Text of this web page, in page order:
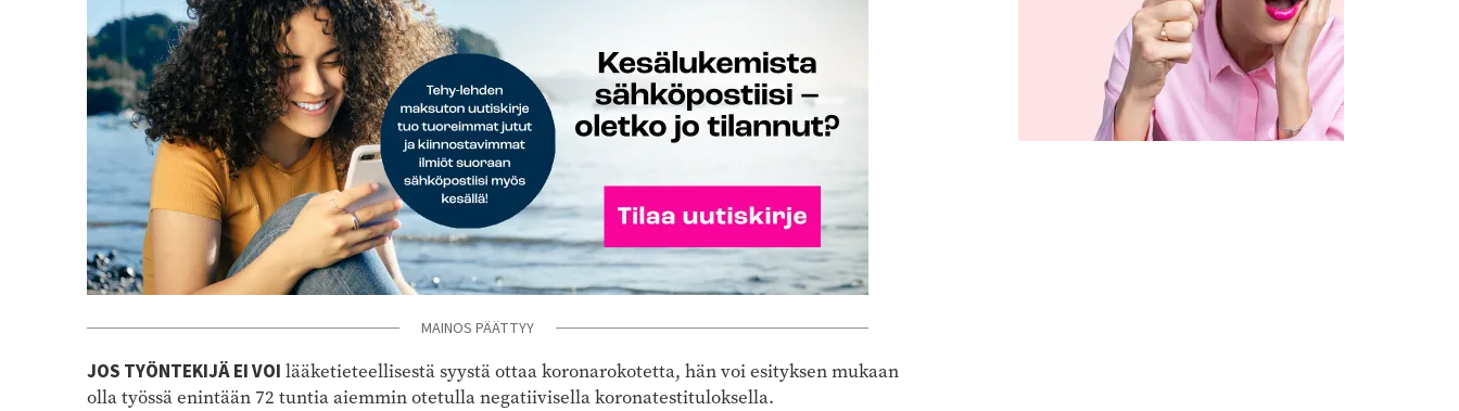
MAINOS PÄÄTTYY
JOS TYÖNTEKIJÄ EI VOI lääketieteellisestä syystä ottaa koronarokotetta, hän voi esityksen mukaan
olla työssä enintään 72 tuntia aiemmin otetulla negatiivisella koronatestituloksella.